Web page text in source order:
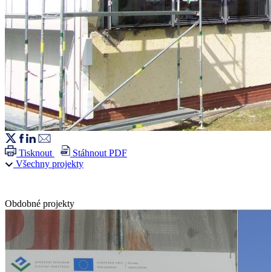
Tisknout
Stáhnout PDF
Všechny projekty
Obdobné projekty